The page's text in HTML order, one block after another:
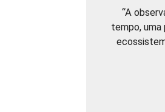
“A
tempo, uma